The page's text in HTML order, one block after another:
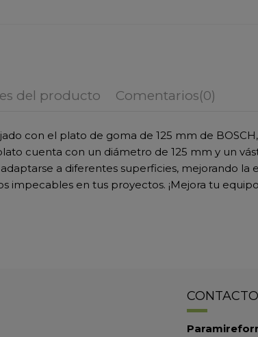
del producto Comentarios(0)
con el plato de goma de 125 mm de
cuenta con un diámetro de 125 mm y un
a diferentes superficies, mejorando
impecables en tus proyectos. ¡Mejora tu
CONTACTO